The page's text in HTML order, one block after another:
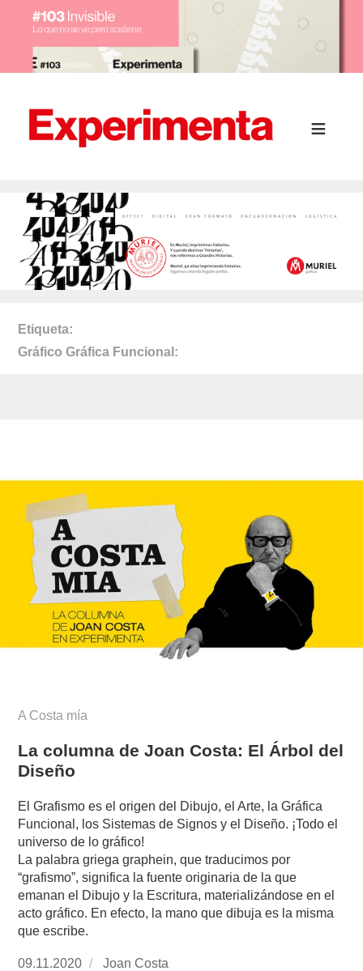
Etiqueta
Gráfico Gráfica Funcional
A Costa mía
La columna de Joan Costa: El Árbol del
Diseño
El Grafismo es el origen del Dibujo, el Arte, la Gráfica
Funcional, los Sistemas de Signos y el Diseño. ¡Todo el
universo de lo gráfico!
La palabra griega graphein, que traducimos por
“grafismo”, significa la fuente originaria de la que
emanan el Dibujo y la Escritura, materializándose en el
acto gráfico. En efecto, la mano que dibuja es la misma
que escribe.
Publicado
09.11.2020
https://www.experimenta.es/author/joan-
Joan Costa